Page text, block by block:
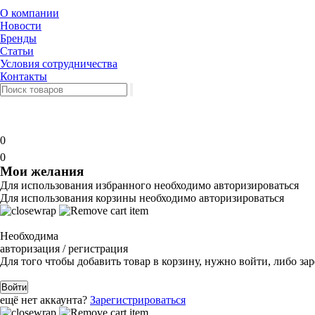
О компании
Новости
Бренды
Статьи
Условия сотрудничества
Контакты
0
0
Мои желания
Для использования избранного необходимо авторизироваться
Для использования корзины необходимо авторизироваться
Необходима
авторизация / регистрация
Для того чтобы добавить товар в корзину, нужно войти, либо
Войти
ещё нет аккаунта? Зарегистрироваться